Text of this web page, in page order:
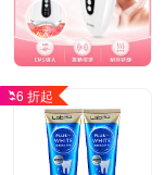
6 折起